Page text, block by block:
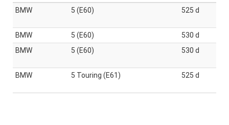
BMW
5 (E60) 525 d
BMW 5 (E60)
530 d
BMW
5 (E60) 530 d
BMW 5 Touring (E61) 525 d